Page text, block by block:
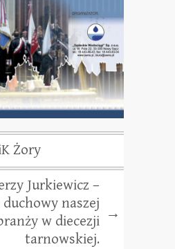
Żory
Jurkiewicz –
naszej
w diecezji
tarnowskiej.
→